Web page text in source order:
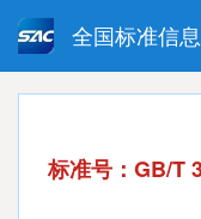
全国标准信
强制性国家标
指导性技术文
标准号：GB/T